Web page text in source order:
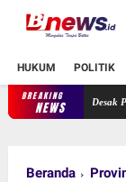
HUKUM POLITIK
BREAKING
NEWS
Suryani Desak
Beranda